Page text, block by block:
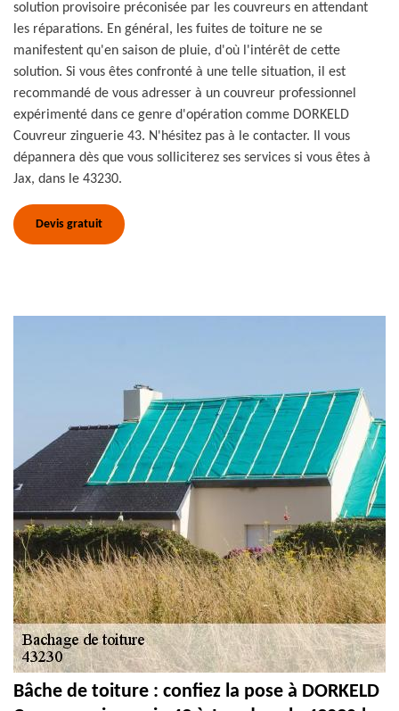
solution provisoire préconisée par les couvreurs en attendant
les réparations. En général, les fuites de toiture ne se
manifestent qu'en saison de pluie, d'où l'intérêt de cette
solution. Si vous êtes confronté à une telle situation, il est
recommandé de vous adresser à un couvreur professionnel
expérimenté dans ce genre d'opération comme DORKELD
Couvreur zinguerie 43. N'hésitez pas à le contacter. Il vous
dépannera dès que vous solliciterez ses services si vous êtes à
Jax, dans le 43230.
Devis gratuit
Bâche de toiture : confiez la pose à DORKELD